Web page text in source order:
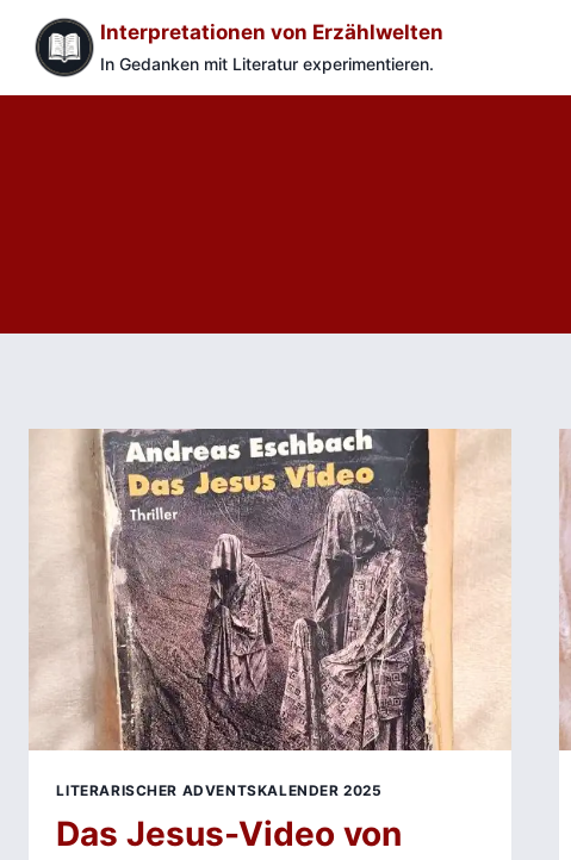
Inhalt
springen
Interpretationen von Erzählwelten
In Gedanken mit Literatur experimentieren.
LITERARISCHER ADVENTSKALENDER 2025
Das Jesus-Video von